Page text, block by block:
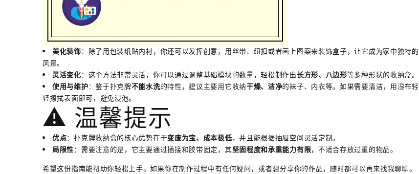
美化装饰：除了用包装纸贴内衬，你还可以发挥创意，用丝带、纽扣或者画上图案来装饰盒子，让它成为家中独特的
风景。
灵活变化：这个方法非常灵活，你可以通过调整基础模块的数量，轻松制作出长方形、八边形等多种形状的收纳盒。
使用与维护：鉴于扑克牌不能水洗的特性，建议主要用它收纳干燥、洁净的袜子、内衣等。如果需要清洁，用湿布轻
轻擦拭表面即可，避免浸泡。
⚠️ 温馨提示
优点：扑克牌收纳盒的核心优势在于变废为宝、成本极低，并且能根据抽屉空间灵活定制。
局限性：需要注意的是，它主要通过插接和胶带固定，其坚固程度和承重能力有限，不适合存放过重的物品。
希望这份指南能帮助你轻松上手。如果你在制作过程中有任何疑问，或者想分享你的作品，随时都可以再来找我聊聊。